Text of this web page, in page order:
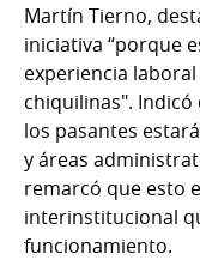
Martín Tierno,
iniciativa “porque
experiencia
chiquilinas".
los pasantes
y áreas
remarcó que esto
interinstitucional
funcionamiento.